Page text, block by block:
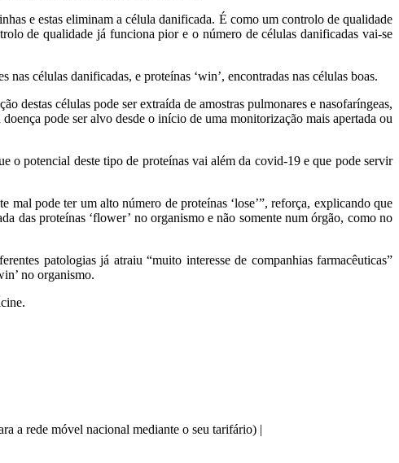
e estas eliminam a célula danificada. É como um controlo de qualidade
de qualidade já funciona pior e o número de células danificadas vai-se
células danificadas, e proteínas ‘win’, encontradas nas células boas.
destas células pode ser extraída de amostras pulmonares e nasofaríngeas,
pode ser alvo desde o início de uma monitorização mais apertada ou
o potencial deste tipo de proteínas vai além da covid-19 e que pode servir
mal pode ter um alto número de proteínas ‘lose’”, reforça, explicando que
das proteínas ‘flower’ no organismo e não somente num órgão, como no
patologias já atraiu “muito interesse de companhias farmacêuticas”
no organismo.
a rede móvel nacional mediante o seu tarifário) |